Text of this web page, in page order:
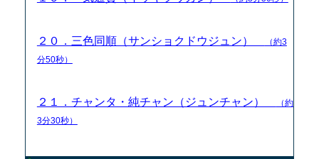
２０．三色同順（サンショクドウジュン）
（約3
分50秒）
２１．チャンタ・純チャン（ジュンチャン）
（約
3分30秒）